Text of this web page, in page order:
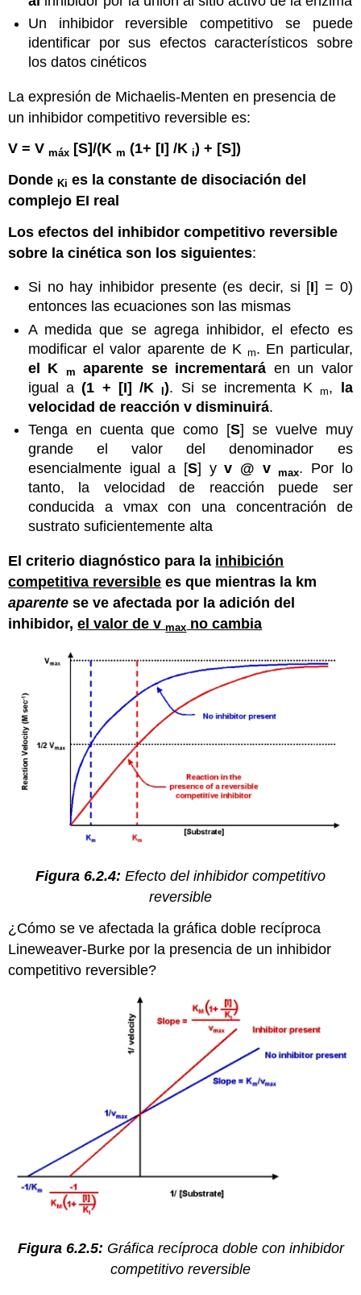
Un inhibidor reversible competitivo se puede
identificar por sus efectos característicos sobre
los datos cinéticos
La expresión de Michaelis-Menten en presencia de
un inhibidor competitivo reversible es:
V = Vmáx [S]/(Km (1+ [I] /Ki) + [S])
DondeKi es la constante de disociación del
complejo EI real
Los efectos del inhibidor competitivo reversible
sobre la cinética son los siguientes:
Si no hay inhibidor presente (es decir, si [I] = 0)
entonces las ecuaciones son las mismas
A medida que se agrega inhibidor, el efecto es
modificar el valor aparente de Km. En particular,
el K
m aparente se incrementará en un valor
igual a(1 + [I] /K I). Si se incrementa Km, la
velocidad de reacción v disminuirá.
Tenga en cuenta que como [S] se vuelve muy
grande el valor del denominador es
esencialmente igual a [S] yv @ vmax. Por lo
tanto, la velocidad de reacción puede ser
conducida a vmax con una concentración de
sustrato suficientemente alta
El criterio diagnóstico para la inhibición
competitiva reversible es que mientras la km
aparente se ve afectada por la adición del
inhibidor,el valor de vmax no cambia
Figura 6.2.4: Efecto del inhibidor competitivo
reversible
¿Cómo se ve afectada la gráfica doble recíproca
Lineweaver-Burke por la presencia de un inhibidor
competitivo reversible?
Figura 6.2.5: Gráfica recíproca doble con inhibidor
competitivo reversible